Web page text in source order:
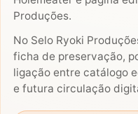
Produções.
No Selo Ryoki
ficha de preservação,
ligação entre catálogo
e futura circulação